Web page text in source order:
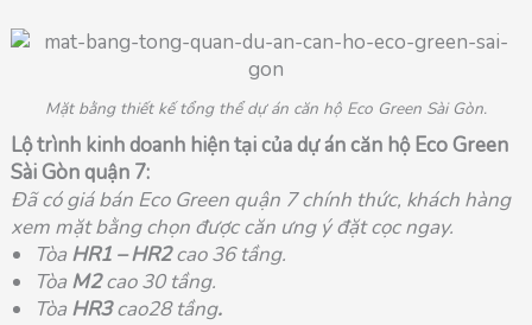
Mặt bằng thiết kế tổng thể dự án căn hộ Eco Green Sài Gòn.
Lộ trình kinh doanh hiện tại của dự án căn hộ Eco Green
Sài Gòn quận 7:
Đã có giá bán Eco Green quận 7 chính thức, khách hàng
xem mặt bằng chọn được căn ưng ý đặt cọc ngay.
Tòa HR1 – HR2cao 36 tầng.
Tòa M2cao 30 tầng.
Tòa HR3cao28 tầng.